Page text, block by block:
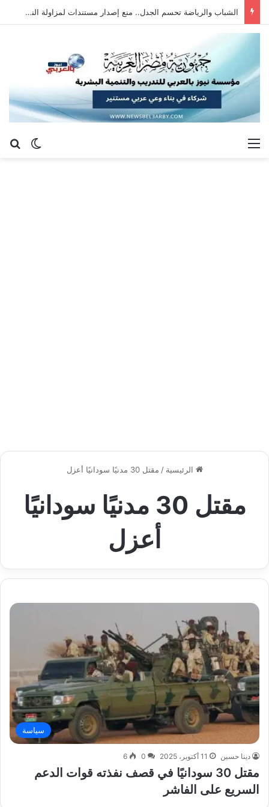
الشباب والرياضة تحسم الجدل.. منع إصدار مستندات لمزاولة النشاط بالمخالفة للقانون
الوضع القائمة
الرئيسية / مقتل 30 مدنيًا سودانيًا أعزل
مقتل 30 مدنيًا سودانيًا
أعزل
سياسة
دينا حسين 11 أكتوبر، 2025 0
6
مقتل 30 سودانيًا في قصف نفذته قوات الدعم
السريع على الفاشر